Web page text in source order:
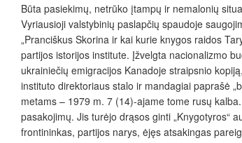
Būta pasiekimų, netrūko įtampų ir nemalonių
Vyriausioji valstybinių paslapčių spaudoje
„Pranciškus Skorina ir kai kurie knygos raidos
partijos istorijos institute. Įžvelgta nacionalizmo
ukrainiečių emigracijos Kanadoje straipsnio
instituto direktoriaus stalo ir mandagiai paprašė
metams – 1979 m. 7 (14)-ajame tome rusų
pasakojimų. Jis turėjo drąsos ginti „Knygotyros“
frontininkas, partijos narys, ėjęs atsakingas